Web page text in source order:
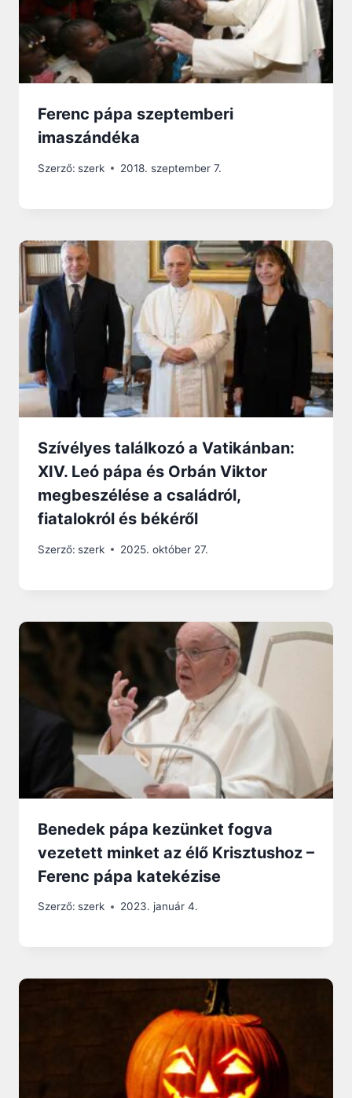
Ferenc pápa szeptemberi
imaszándéka
Szerző: szerk 2018. szeptember 7.
Szívélyes találkozó a Vatikánban:
XIV. Leó pápa és Orbán Viktor
megbeszélése a családról,
fiatalokról és békéről
Szerző: szerk 2025. október 27.
Benedek pápa kezünket fogva
vezetett minket az élő Krisztushoz –
Ferenc pápa katekézise
Szerző: szerk 2023. január 4.